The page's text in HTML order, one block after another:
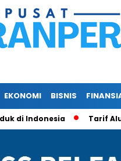
EKONOMI BISNIS
Tarif Aluminium